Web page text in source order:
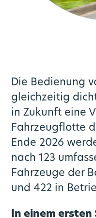
Die Bedienung
gleichzeitig
in Zukunft eine
Fahrzeugflotte
Ende 2026
nach 123
Fahrzeuge der
und 422 in
In einem